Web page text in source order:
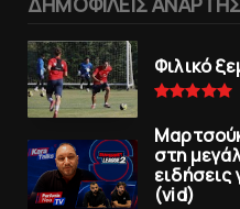
Φιλικό
στη
ειδήσεις
(vid)